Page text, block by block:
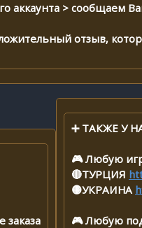
> сообщаем
отзыв,
➕ ТАКЖЕ У
🎮 Любую
🔴ТУРЦИЯ
🟡УКРАИНА
🎮 Любую